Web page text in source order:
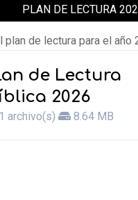
PLAN DE LECTURA
plan de lectura para el año
de Lectura
2026
1 archivo(s) 8.64 MB